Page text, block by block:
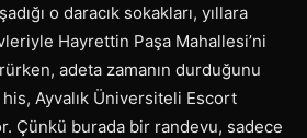
o daracık sokakları, yıllara
Hayrettin Paşa Mahallesi’ni
adeta zamanın durduğunu
Ayvalık Üniversiteli Escort
Çünkü burada bir randevu, sadece